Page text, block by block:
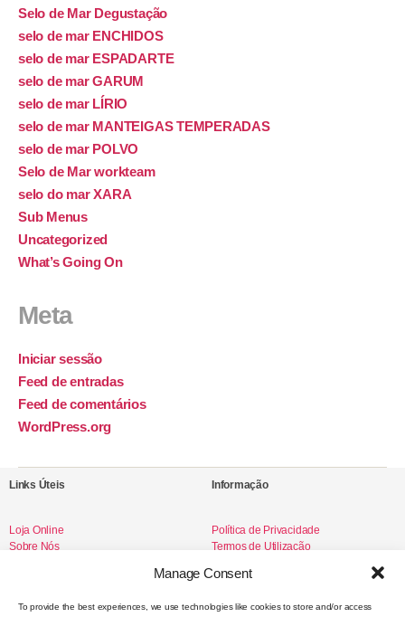
Manage Consent
To provide the best experiences, we use technologies like cookies to store and/or access
Selo de Mar Degustação
selo de mar ENCHIDOS
selo de mar ESPADARTE
selo de mar GARUM
selo de mar LÍRIO
selo de mar MANTEIGAS TEMPERADAS
selo de mar POLVO
Selo de Mar workteam
selo do mar XARA
Sub Menus
Uncategorized
What’s Going On
Meta
Iniciar sessão
Feed de entradas
Feed de comentários
WordPress.org
Links Úteis
Loja Online
Sobre Nós
Informação
Política de Privacidade
Termos de Utilização